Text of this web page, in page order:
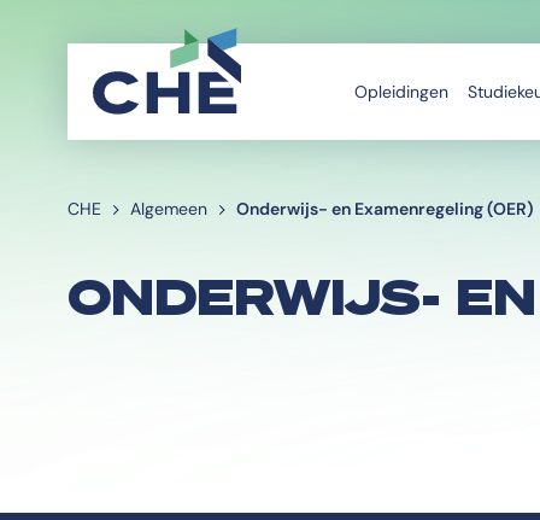
Opleidingen
CHE Algemeen Onderwijs- en Examenregeling (OER)
ONDERWIJS-